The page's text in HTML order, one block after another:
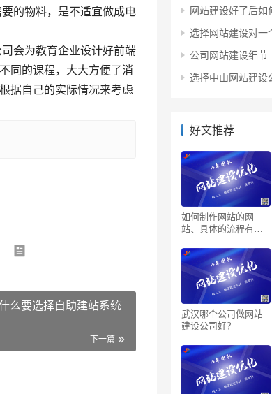
的物料，是不适宜做成电
会为教育企业设计好前端
同的课程，大大方便了消
据自己的实际情况来考虑
站公司这么多，企业为 什么要选择自助建站系统
下一篇
网站建设好了后如
选择网站建设对一
公司网站建设细节
选择中山网站建设
好文推荐
如何制作网站的网
站、具体的流程有哪
武汉哪个公司做网站
建设公司好？